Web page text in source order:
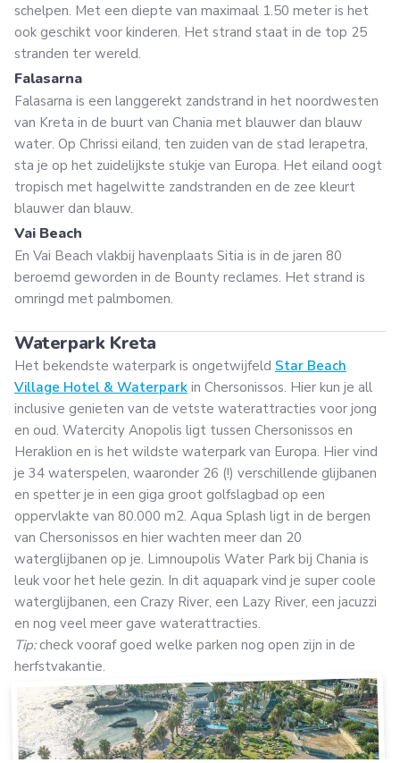
schelpen. Met een diepte van maximaal 1.50 meter is het
ook geschikt voor kinderen. Het strand staat in de top 25
stranden ter wereld.
Falasarna
Falasarna is een langgerekt zandstrand in het noordwesten
van Kreta in de buurt van Chania met blauwer dan blauw
water. Op Chrissi eiland, ten zuiden van de stad Ierapetra,
sta je op het zuidelijkste stukje van Europa. Het eiland oogt
tropisch met hagelwitte zandstranden en de zee kleurt
blauwer dan blauw.
Vai Beach
En Vai Beach vlakbij havenplaats Sitia is in de jaren 80
beroemd geworden in de Bounty reclames. Het strand is
omringd met palmbomen.
Waterpark Kreta
Het bekendste waterpark is ongetwijfeld Star Beach
Village Hotel & Waterpark in Chersonissos. Hier kun je all
inclusive genieten van de vetste waterattracties voor jong
en oud. Watercity Anopolis ligt tussen Chersonissos en
Heraklion en is het wildste waterpark van Europa. Hier vind
je 34 waterspelen, waaronder 26 (!) verschillende glijbanen
en spetter je in een giga groot golfslagbad op een
oppervlakte van 80.000 m2. Aqua Splash ligt in de bergen
van Chersonissos en hier wachten meer dan 20
waterglijbanen op je. Limnoupolis Water Park bij Chania is
leuk voor het hele gezin. In dit aquapark vind je super coole
waterglijbanen, een Crazy River, een Lazy River, een jacuzzi
en nog veel meer gave waterattracties.
Tip: check vooraf goed welke parken nog open zijn in de
herfstvakantie.